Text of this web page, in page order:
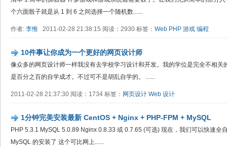
个六面骰子就是从 1 到 6 之间选择一个随机数......
作者: 李惟 2011-02-28 21:38:15 阅读：2930 标签： Web PHP 游戏 编程
10件事让你成为一个更好的网页设计师
像众多的网页设计师一样我没有去学校学习设计和开发。我的学位是完全不相
是百分之百的自学成才。不过可不是胡乱自学的。 ......
2011-02-28 21:37:30 阅读：1734 标签： 网页设计 Web 设计
1分钟完美安装最新 CentOS + Nginx + PHP-FPM + MySQL
PHP 5.3.1 MySQL 5.0.89 Nginx 0.8.33 或 0.7.65 (可选) 现在，我们可以快速全
MySQL 的安装了 这个可比网上......